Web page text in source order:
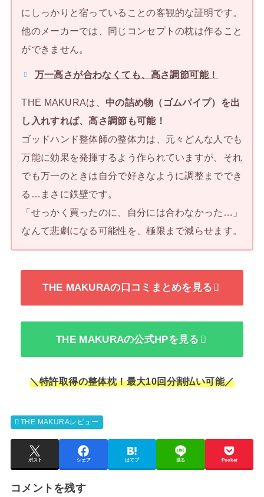
にしっかりと宿っていることの客観的な証明です。
他のメーカーでは、同じコンセプトの枕は作ること
ができません。
万一高さが合わなくても、高さ調節可能！
THE MAKURAは、 中の詰め物（ゴムパイプ）を出
し入れすれば、高さ調節も可能！
ゴッドハンド整体師の整体力は、元々どんな人でも
万能に効果を発揮するよう作られていますが、それ
でも万一のときは自分で好きなように調整まででき
る…まさに鉄壁です。
「せっかく買ったのに、自分には合わなかった…」
なんて悲劇になる可能性を、極限まで減らせます。
THE MAKURAの口コミまとめを見る
THE MAKURAの公式HPを見る
＼特許取得の整体枕！最大10回分割払い可能／
THE MAKURAレビュー
ポスト シェア はてブ 送る Pocket
コメントを残す